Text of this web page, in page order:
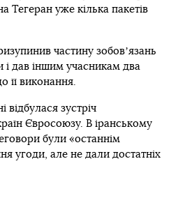
Тегеран уже кілька пакетів
частину зобовʼязань
і дав іншим учасникам два
її виконання.
зустріч
Євросоюзу. В іранському
були «останнім
угоди, але не дали достатніх